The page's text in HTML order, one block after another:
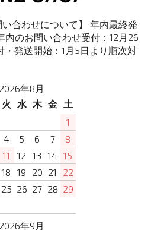
い合わせについて】 年内最終発
内のお問い合わせ受付：12月26
・発送開始：1月5日より順次対
2026年8月
火 水 木 金
土
1
4 5 6 7
8
11 12 13 14 15
18 19 20 21
22
25 26 27 28 29
2026年9月